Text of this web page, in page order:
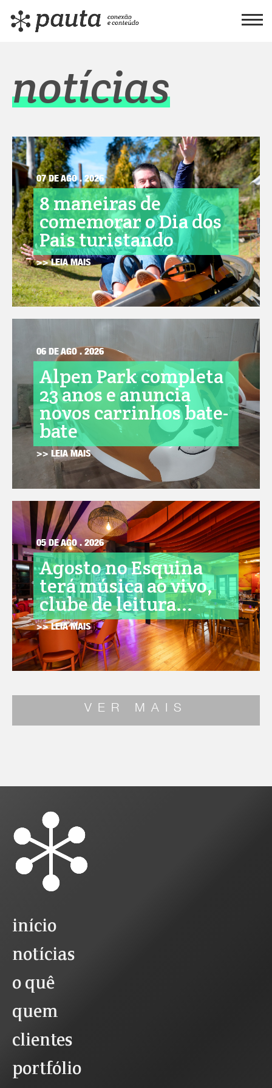
notícias
07 DE AGO . 2026
8 maneiras de
comemorar o Dia dos
Pais turistando
>> LEIA MAIS
06 DE AGO . 2026
Alpen Park completa
23 anos e anuncia
novos carrinhos bate-
bate
>> LEIA MAIS
05 DE AGO . 2026
Agosto no Esquina
terá música ao vivo,
clube de leitura...
>> LEIA MAIS
VER MAIS
início
notícias
o quê
quem
clientes
portfólio